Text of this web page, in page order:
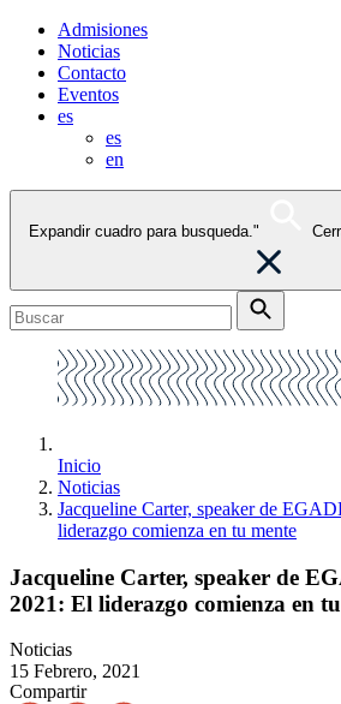
Admisiones
Noticias
Contacto
Eventos
es
es
en
Expandir cuadro para busqueda."
Inicio
Noticias
Jacqueline Carter, speaker de
liderazgo comienza en tu mente
Jacqueline Carter, speaker de
2021: El liderazgo comienza en
Noticias
15 Febrero, 2021
Compartir